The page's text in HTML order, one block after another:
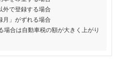
外で登録する場合
月」がずれる場合
場合は自動車税の額が大きく上がり